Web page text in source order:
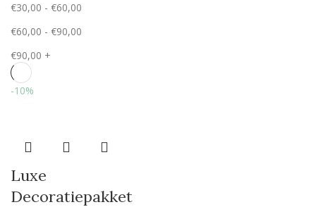
€30,00 - €60,00
€60,00 - €90,00
€90,00 +
-10%
Luxe
Decoratiepakket